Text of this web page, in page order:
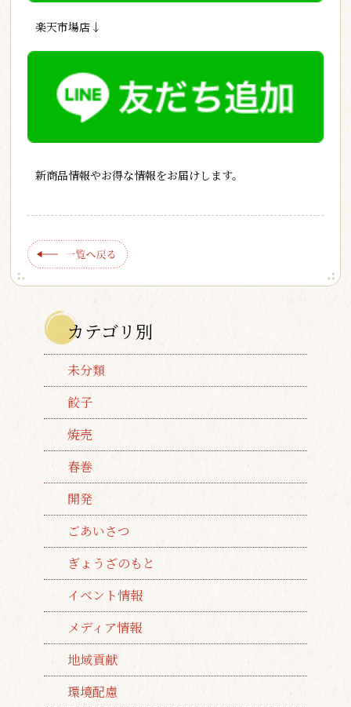
楽天市場店↓
新商品情報やお得な情報をお届けします。
カテゴリ別
未分類
餃子
焼売
春巻
開発
ごあいさつ
ぎょうざのもと
イベント情報
メディア情報
地域貢献
環境配慮